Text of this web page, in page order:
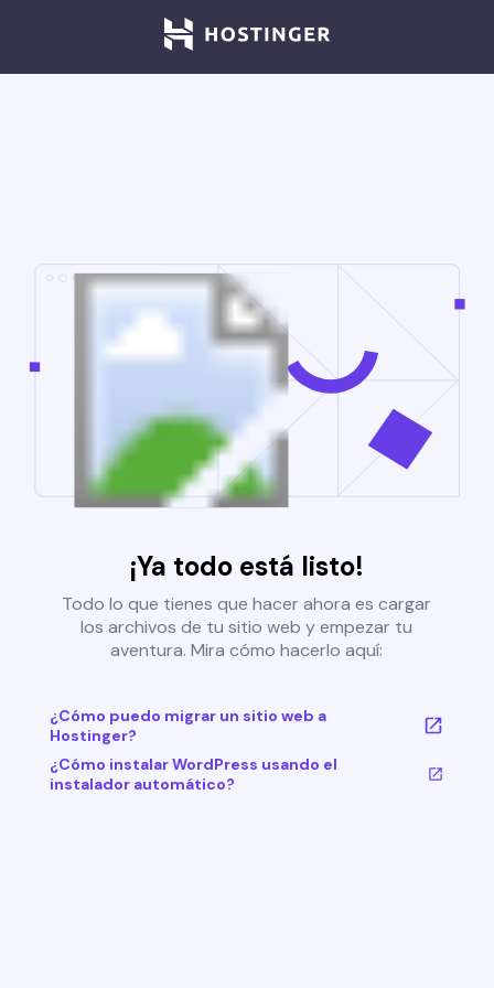
¡Ya todo está listo!
Todo lo que tienes que hacer ahora es cargar
los archivos de tu sitio web y empezar tu
aventura. Mira cómo hacerlo aquí:
¿Cómo puedo migrar un sitio web a
Hostinger?
¿Cómo instalar WordPress usando el
instalador automático?